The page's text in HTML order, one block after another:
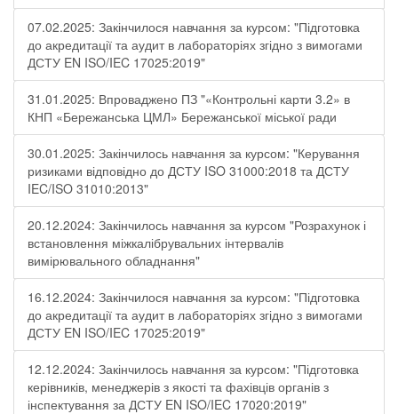
07.02.2025: Закінчилося навчання за курсом: "Підготовка
до акредитації та аудит в лабораторіях згідно з вимогами
ДСТУ EN ISO/IEC 17025:2019"
31.01.2025: Впроваджено ПЗ "«Контрольні карти 3.2» в
КНП «Бережанська ЦМЛ» Бережанської міської ради
30.01.2025: Закінчилось навчання за курсом: "Керування
ризиками відповідно до ДСТУ ISO 31000:2018 та ДСТУ
IEC/ISO 31010:2013"
20.12.2024: Закінчилось навчання за курсом "Розрахунок і
встановлення міжкалібрувальних інтервалів
вимірювального обладнання"
16.12.2024: Закінчилося навчання за курсом: "Підготовка
до акредитації та аудит в лабораторіях згідно з вимогами
ДСТУ EN ISO/IEC 17025:2019"
12.12.2024: Закінчилось навчання за курсом: "Підготовка
керівників, менеджерів з якості та фахівців органів з
інспектування за ДСТУ EN ISO/IEC 17020:2019"